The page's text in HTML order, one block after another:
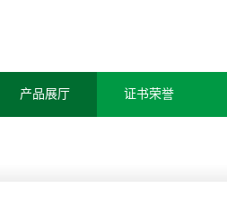
产品展厅 证书荣誉